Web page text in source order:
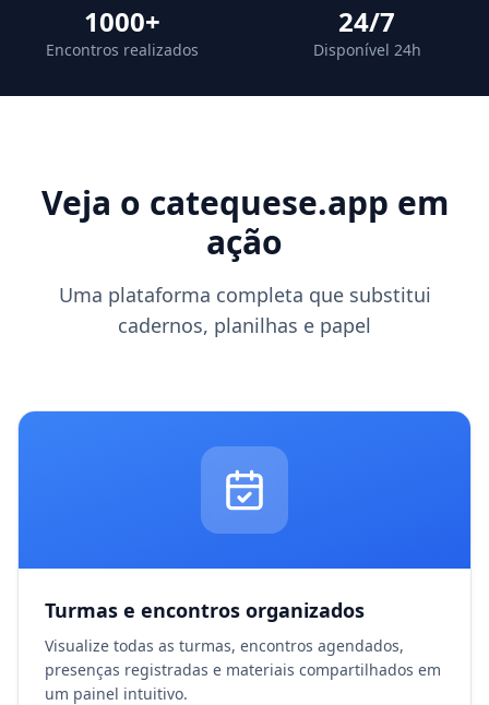
1000+
Encontros realizados
24/7
Disponível 24h
Veja o catequese.app em
ação
Uma plataforma completa que substitui
cadernos, planilhas e papel
Turmas e encontros organizados
Visualize todas as turmas, encontros agendados,
presenças registradas e materiais compartilhados em
um painel intuitivo.